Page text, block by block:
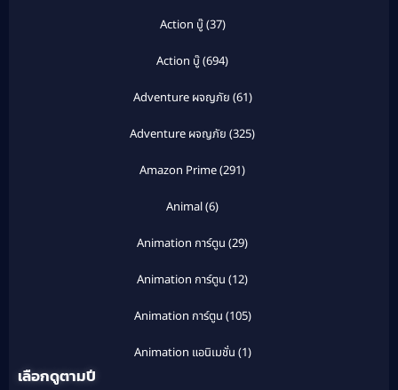
Action บู๊(37)
Action บู๊(694)
Adventure ผจญภัย (61)
Adventure ผจญภัย (325)
Amazon Prime(291)
Animal(6)
Animation การ์ตูน (29)
Animation การ์ตูน (12)
Animation การ์ตูน (105)
Animation แอนิเมชั่น (1)
เลือกดูตามปี